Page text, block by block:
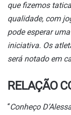
que fizemos
qualidade, com
pode esperar
iniciativa. Os
será notado em
RELAÇÃO
“Conheço